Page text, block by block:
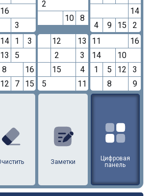
16
3
2
10
8
14
4
9 15
2
14 1
3
13
5
8
16
12
7 15
12
13
2
3
15
4
5
11
11
16
14
10
1
5 12
3
8
9
15 16
Очистить Заметки
Цифровая
панель